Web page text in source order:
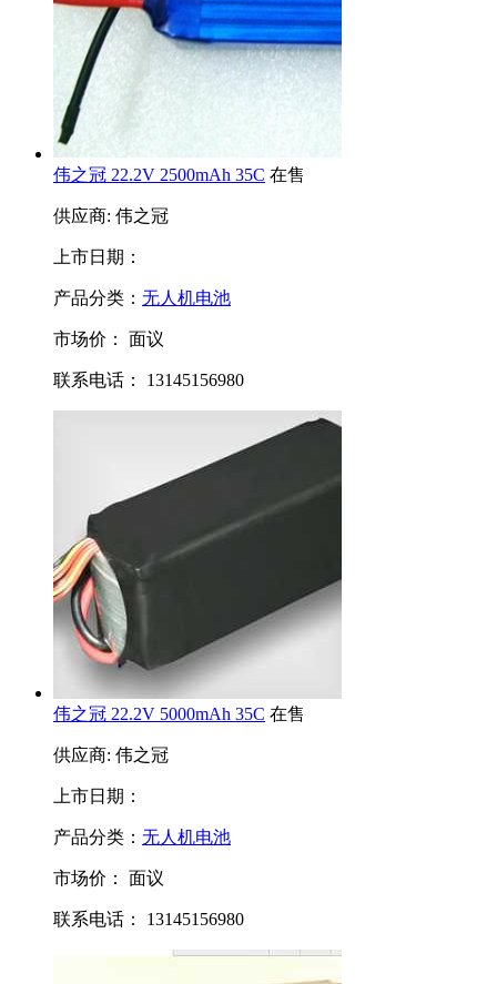
伟之冠 22.2V 2500mAh 35C 在售
供应商: 伟之冠
上市日期：
产品分类： 无人机电池
市场价： 面议
联系电话： 13145156980
伟之冠 22.2V 5000mAh 35C 在售
供应商: 伟之冠
上市日期：
产品分类： 无人机电池
市场价： 面议
联系电话： 13145156980